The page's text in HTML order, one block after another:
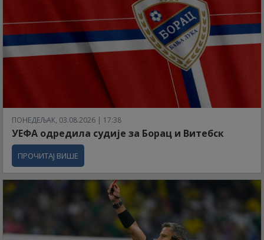
ПОНЕДЕЉАК, 03.08.2026 | 17:38
УЕФА одредила судије за Борац и Витебск
ПРОЧИТАЈ ВИШЕ